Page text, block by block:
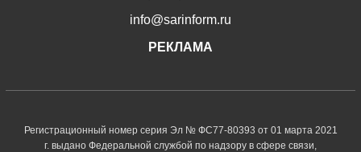
info@sarinform.ru
РЕКЛАМА
Регистрационный номер серия Эл № ФС77-80393 от 01 марта 2021
г. выдано Федеральной службой по надзору в сфере связи,